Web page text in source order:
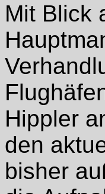
Mit Blick
Hippler
den
bisher